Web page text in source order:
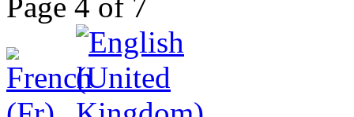
Page 4 of 7